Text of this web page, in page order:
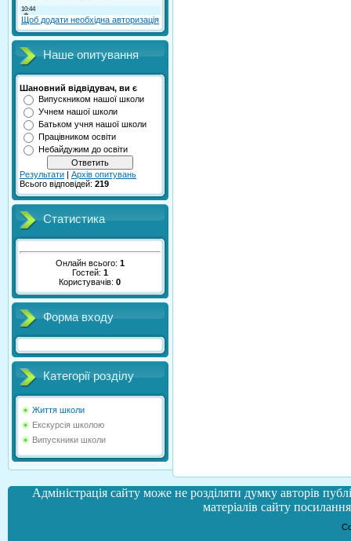
Щоб додати необхідна авторизація
Наше опитування
Шановний відвідувач, ви є
Випускником нашої школи
Учнем нашої школи
Батьком учня нашої школи
Працівником освіти
Небайдужим до освіти
Результати | Архів опитувань
Всього відповідей: 219
Статистика
Онлайн всього: 1
Гостей: 1
Користувачів:0
Форма входу
Категорії розділу
Життя школи
Екскурсія школою
Випускники школи
Адміністрація сайту може не розділяти думку авторів
матеріалів сайту